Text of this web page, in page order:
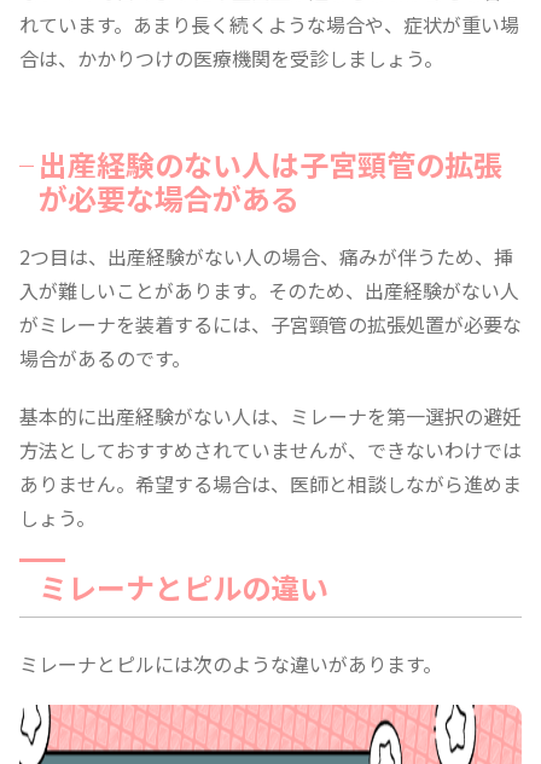
れています。あまり長く続くような場合や、症状が重い場
合は、かかりつけの医療機関を受診しましょう。
出産経験のない人は子宮頸管の拡張
が必要な場合がある
2つ目は、出産経験がない人の場合、痛みが伴うため、挿
入が難しいことがあります。そのため、出産経験がない人
がミレーナを装着するには、子宮頸管の拡張処置が必要な
場合があるのです。
基本的に出産経験がない人は、ミレーナを第一選択の避妊
方法としておすすめされていませんが、できないわけでは
ありません。希望する場合は、医師と相談しながら進めま
しょう。
ミレーナとピルの違い
ミレーナとピルには次のような違いがあります。